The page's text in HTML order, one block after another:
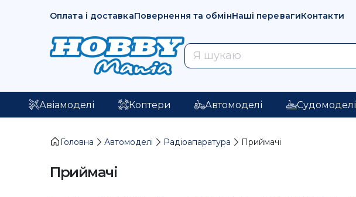
Оплата і доставкаПовернення та обмінНаші перевагиКонтакти
Авіамоделі Коптери Автомоделі Судомоделі
Головна Автомоделі Радіоапаратура Приймачі
Приймачі